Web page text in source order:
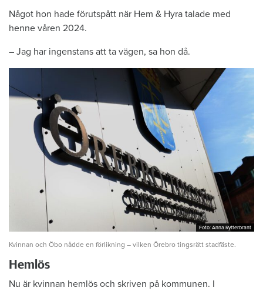
Något hon hade förutspått när Hem & Hyra talade med
henne våren 2024.
– Jag har ingenstans att ta vägen, sa hon då.
Foto: Anna Rytterbrant
Foto: Anna Rytterbrant
Kvinnan och Öbo nådde en förlikning – vilken Örebro tingsrätt stadfäste.
Hemlös
Nu är kvinnan hemlös och skriven på kommunen. I